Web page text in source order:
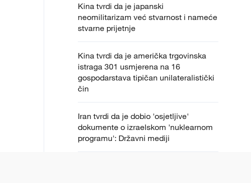
Kina tvrdi da je japanski
neomilitarizam već stvarnost i nameće
stvarne prijetnje
Kina tvrdi da je američka trgovinska
istraga 301 usmjerena na 16
gospodarstava tipičan unilateralistički
čin
Iran tvrdi da je dobio 'osjetljive'
dokumente o izraelskom 'nuklearnom
programu': Državni mediji